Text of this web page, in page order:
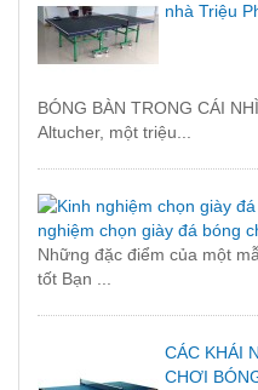
nhà Triệu
BÓNG BÀN TRONG CÁI
Altucher, một triệu...
nghiệm chọn giày đá bóng
Những đặc điểm của một
tốt Bạn ...
CÁC KHÁI
CHƠI